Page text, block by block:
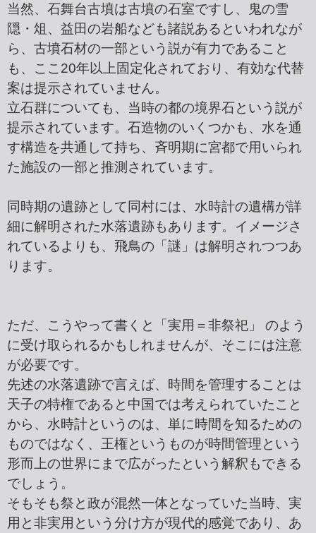
当然、石舞台古墳は古墳の石室ですし、鬼の雪
隠・俎、益田の岩船なども諸説あるといわれなが
ら、古墳石材の一部という説が有力であること
も、ここ20年以上固定化されており、有効な代替
案は提示されていません。
立石群についても、当時の都の境界石という説が
提示されています。石造物のいくつかも、水を通
す構造を共通して持ち、斉明期に宮都で用いられ
た施設の一部と推測されています。
同時期の遺跡として同村には、水時計の遺構が詳
細に解明された水落遺跡もあります。イメージさ
れているよりも、飛鳥の「謎」は解明されつつあ
ります。
ただ、こうやって書くと「実用＝非祭祀」 のよう
に受け取られるかもしれませんが、そこには注意
が必要です。
先述の水落遺跡で言えば、時間を管理することは
天子の特権であると中国では考えられていたこと
から、水時計というのは、単に時間を知るための
ものではなく、王権というものが時間管理という
形而上の世界にまで広がったという解釈もできる
でしょう。
そもそも祭と政が混然一体となっていた当時、実
用と非実用という分け方が現代的感覚であり、あ